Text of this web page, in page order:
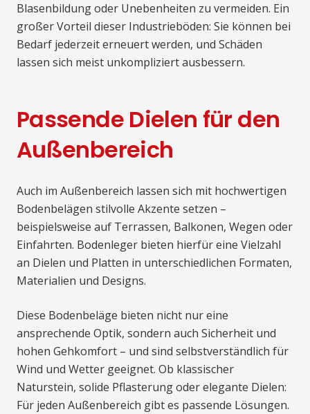
Blasenbildung oder Unebenheiten zu vermeiden. Ein
großer Vorteil dieser Industrieböden: Sie können bei
Bedarf jederzeit erneuert werden, und Schäden
lassen sich meist unkompliziert ausbessern.
Passende Dielen für den
Außenbereich
Auch im Außenbereich lassen sich mit hochwertigen
Bodenbelägen stilvolle Akzente setzen –
beispielsweise auf Terrassen, Balkonen, Wegen oder
Einfahrten. Bodenleger bieten hierfür eine Vielzahl
an Dielen und Platten in unterschiedlichen Formaten,
Materialien und Designs.
Diese Bodenbeläge bieten nicht nur eine
ansprechende Optik, sondern auch Sicherheit und
hohen Gehkomfort – und sind selbstverständlich für
Wind und Wetter geeignet. Ob klassischer
Naturstein, solide Pflasterung oder elegante Dielen:
Für jeden Außenbereich gibt es passende Lösungen.